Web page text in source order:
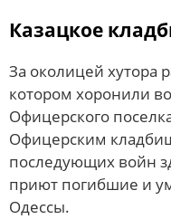
Казацкое
За околицей хутора
котором хоронили
Офицерского
Офицерским
последующих войн
приют погибшие и
Одессы.